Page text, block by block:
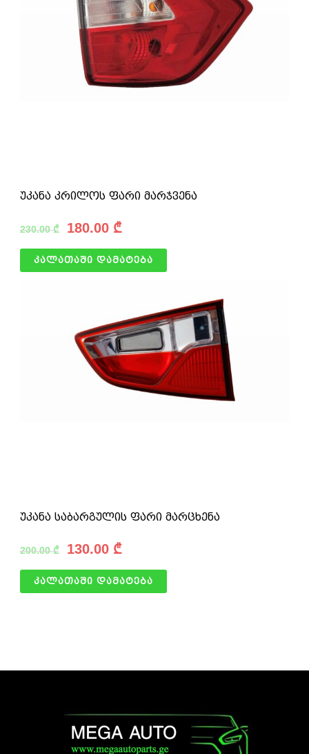
უკანა კრილოს ფარი მარჯვენა
230.00₾ 180.00 ₾
კალათაში დამატება
უკანა საბარგულის ფარი მარცხენა
200.00₾ 130.00 ₾
კალათაში დამატება